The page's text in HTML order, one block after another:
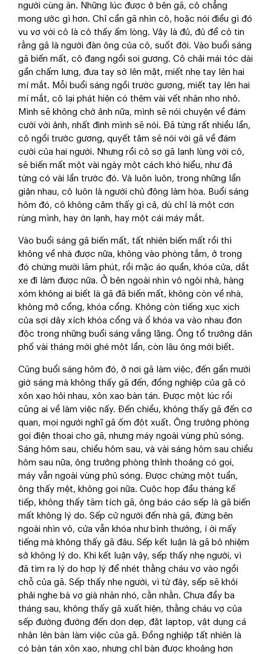
người cùng ăn. Những lúc được ở bên gã, cô chẳng
mong ước gì hơn. Chỉ cần gã nhìn cô, hoặc nói điều gì đó
vu vơ với cô là cô thấy ấm lòng. Vậy là đủ, đủ để cô tin
rằng gã là người đàn ông của cô, suốt đời. Vào buổi sáng
gã biến mất, cô đang ngồi soi gương. Cô chải mái tóc dài
gần chấm lưng, đưa tay sờ lên mặt, miết nhẹ tay lên hai
mí mắt. Mỗi buổi sáng ngồi trước gương, miết tay lên hai
mí mắt, cô lại phát hiện có thêm vài vết nhăn nho nhỏ.
Mình sẽ không chờ ảnh nữa, mình sẽ nói chuyện về đám
cưới với ảnh, nhất định mình sẽ nói. Đã từng rất nhiều lần,
cô ngồi trước gương, quyết tâm sẽ nói với gã về đám
cưới của hai người. Nhưng rồi cô sợ gã lạnh lùng với cô,
sẽ biến mất một vài ngày một cách khó hiểu, như đã
từng có vài lần trước đó. Và luôn luôn, trong những lần
giận nhau, cô luôn là người chủ động làm hòa. Buổi sáng
hôm đó, cô không cảm thấy gì cả, dù chỉ là một cơn
rùng mình, hay ớn lạnh, hay một cái máy mắt.
Vào buổi sáng gã biến mất, tất nhiên biến mất rồi thì
không về nhà được nữa, không vào phòng tắm, ở trong
đó chừng mười lăm phút, rồi mặc áo quần, khóa cửa, dắt
xe đi làm được nữa. Ở bên ngoài nhìn vô ngôi nhà, hàng
xóm không ai biết là gã đã biến mất, không còn về nhà,
không mở cổng, khóa cổng. Không còn tiếng xục xịch
của sợi dây xích khóa cổng và ổ khóa va vào nhau đơn
độc trong những buổi sáng vắng lặng. Ông tổ trưởng dân
phố vài tháng mới ghé một lần, còn lâu ông mới biết.
Cũng buổi sáng hôm đó, ở nơi gã làm việc, đến gần mười
giờ sáng mà không thấy gã đến, đồng nghiệp của gã có
xôn xao hỏi nhau, xôn xao bàn tán. Được một lúc rồi
cũng ai về làm việc nấy. Đến chiều, không thấy gã đến cơ
quan, mọi người nghĩ gã ốm đột xuất. Ông trưởng phòng
gọi điện thoại cho gã, nhưng máy ngoài vùng phủ sóng.
Sáng hôm sau, chiều hôm sau, và vài sáng hôm sau chiều
hôm sau nữa, ông trưởng phòng thỉnh thoảng có gọi,
máy vẫn ngoài vùng phủ sóng. Được chừng một tuần,
ông thấy mệt, không gọi nữa. Cuộc họp đầu tháng kế
tiếp, không thấy tăm tích gã, ông báo cáo sếp là gã biến
mất không lý do. Sếp cử người đến nhà gã, đứng bên
ngoài nhìn vô, cửa vẫn khóa như bình thường, í ới mấy
tiếng mà không thấy gã đâu. Sếp kết luận là gã bỏ nhiệm
sở không lý do. Khi kết luận vậy, sếp thấy nhẹ người, vì
đã tìm ra lý do hợp lý để nhét thằng cháu vợ vào ngồi
chỗ của gã. Sếp thấy nhẹ người, vì từ đây, sếp sẽ khỏi
phải nghe bà vợ già nhăn nhó, cằn nhằn. Chưa đầy ba
tháng sau, không thấy gã xuất hiện, thằng cháu vợ của
sếp đường đường đến dọn dẹp, đặt laptop, vật dụng cá
nhân lên bàn làm việc của gã. Đồng nghiệp tất nhiên là
có bàn tán xôn xao, nhưng chỉ bàn được khoảng hơn